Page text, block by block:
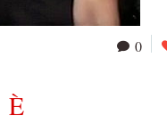
0